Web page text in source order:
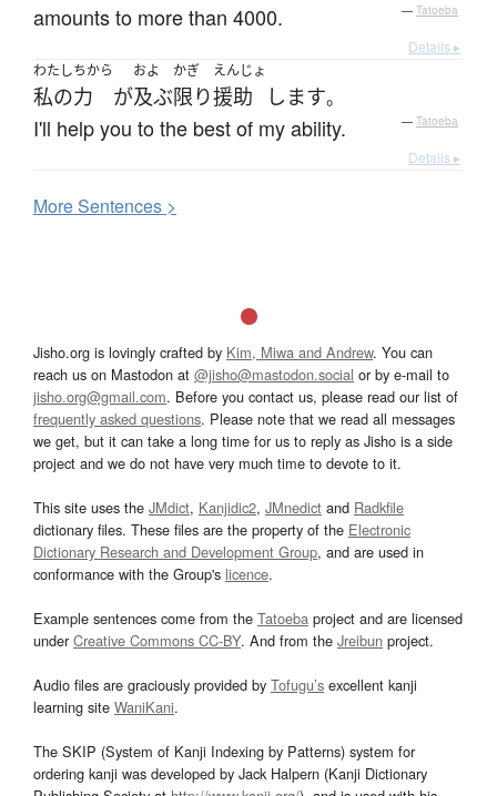
amounts to more than 4000.
— Tatoeba
Details ▸
わたし
私の
ちから
力 が
およ
及ぶ
かぎ
限り
えんじょ
援助 します。
I'll help you to the best of my ability. — Tatoeba
Details ▸
MoreSentences >
Jisho.org is lovingly crafted by Kim, Miwa and Andrew. You can
reach us on Mastodon at @jisho@mastodon.social or by e-mail to
jisho.org@gmail.com. Before you contact us, please read our list of
frequently asked questions. Please note that we read all messages
we get, but it can take a long time for us to reply as Jisho is a side
project and we do not have very much time to devote to it.
This site uses the JMdict, Kanjidic2, JMnedict and Radkfile
dictionary files. These files are the property of the Electronic
Dictionary Research and Development Group, and are used in
conformance with the Group's licence.
Example sentences come from the Tatoeba project and are licensed
underCreative Commons CC-BY. And from the Jreibun project.
Audio files are graciously provided by Tofugu’s excellent kanji
learning site WaniKani.
The SKIP (System of Kanji Indexing by Patterns) system for
ordering kanji was developed by Jack Halpern (Kanji Dictionary